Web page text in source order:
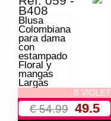
B408
Blusa
Colombiana
para dama
con
estampado
Floral y
mangas
Largas
B VIOLET
€ 54.99 49.5